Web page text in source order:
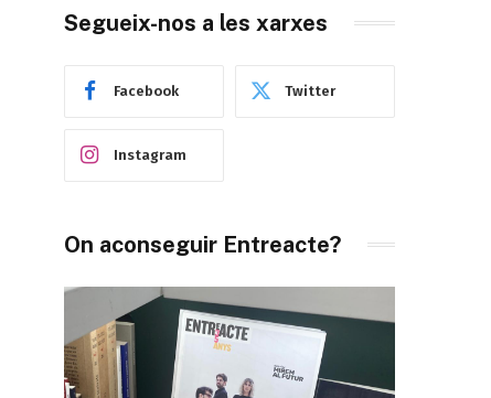
Segueix-nos a les xarxes
Facebook Twitter
Instagram
On aconseguir Entreacte?